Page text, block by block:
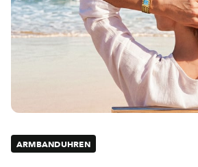
ARMBANDUHREN